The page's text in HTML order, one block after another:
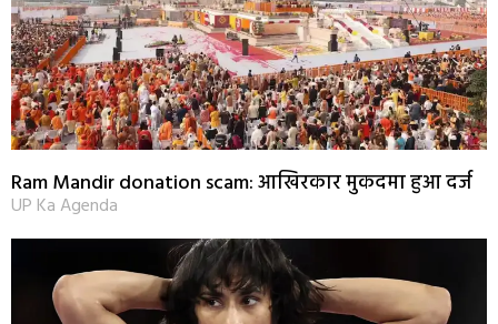
Ram Mandir donation scam: आखिरकार मुकदमा हुआ दर्ज
UP Ka Agenda